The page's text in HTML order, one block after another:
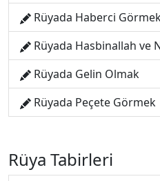
Rüyada Haberci
Rüyada Hasbinallah ve
Rüyada Gelin Olmak
Rüyada Peçete Görmek
Rüya Tabirleri